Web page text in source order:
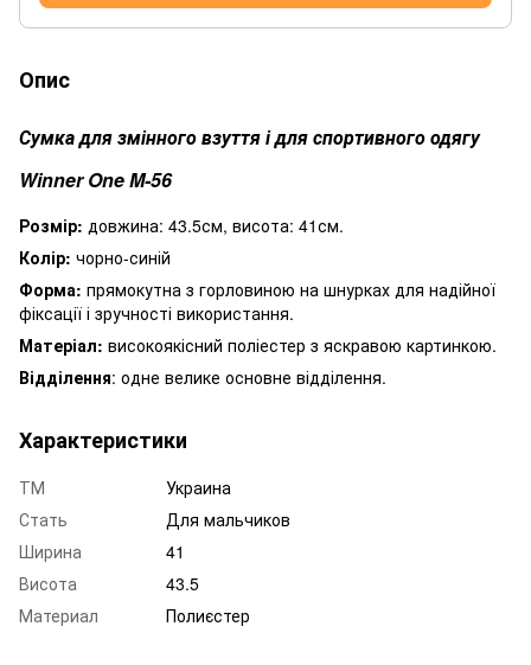
Опис
Сумка для змінного взуття і для спортивного одягу
Winner One M-56
Розмір: довжина: 43.5см, висота: 41см.
Колір: чорно-синій
Форма: прямокутна з горловиною на шнурках для надійної
фіксації і зручності використання.
Матеріал: високоякісний поліестер з яскравою картинкою.
Відділення: одне велике основне відділення.
Характеристики
ТМ
Украина
Стать
Для мальчиков
Ширина
41
Висота
43.5
Материал
Полиєстер